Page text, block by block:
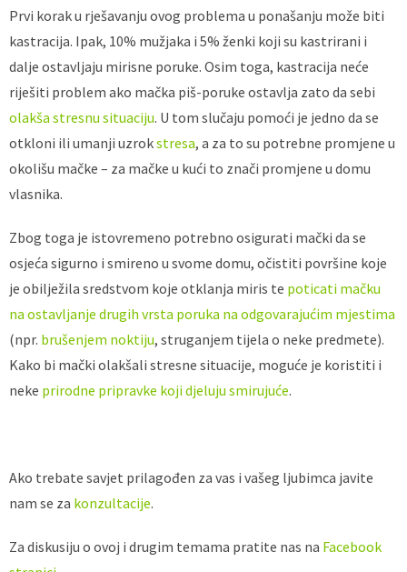
Prvi korak u rješavanju ovog problema u ponašanju može biti
kastracija. Ipak, 10% mužjaka i 5% ženki koji su kastrirani i
dalje ostavljaju mirisne poruke. Osim toga, kastracija neće
riješiti problem ako mačka piš-poruke ostavlja zato da sebi
olakša stresnu situaciju. U tom slučaju pomoći je jedno da se
otkloni ili umanji uzrokstresa, a za to su potrebne promjene u
okolišu mačke – za mačke u kući to znači promjene u domu
vlasnika.
Zbog toga je istovremeno potrebno osigurati mački da se
osjeća sigurno i smireno u svome domu, očistiti površine koje
je obilježila sredstvom koje otklanja miris te poticati mačku
na ostavljanje drugih vrsta poruka na odgovarajućim mjestima
(npr. brušenjem noktiju, struganjem tijela o neke predmete).
Kako bi mački olakšali stresne situacije, moguće je koristiti i
neke prirodne pripravke koji djeluju smirujuće.
Ako trebate savjet prilagođen za vas i vašeg ljubimca javite
nam se za konzultacije.
Za diskusiju o ovoj i drugim temama pratite nas na Facebook